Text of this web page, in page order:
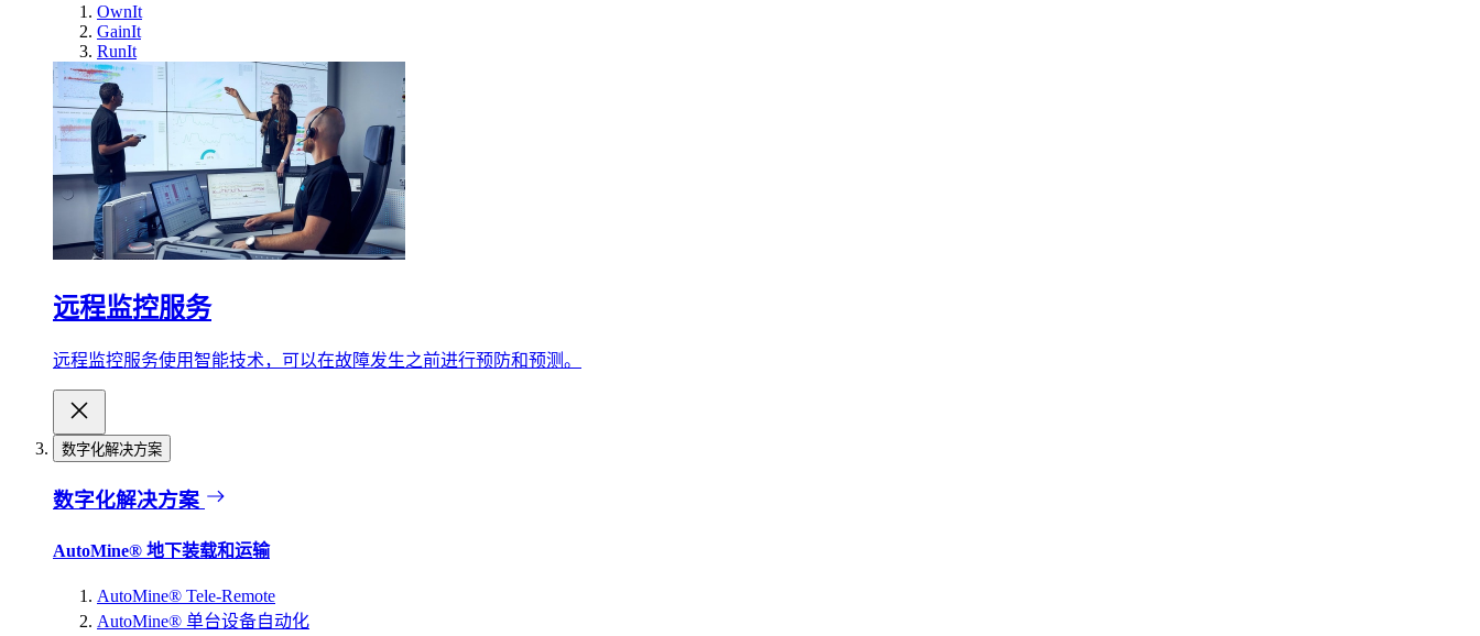
OwnIt
GainIt
RunIt
远程监控服务
远程监控服务使用智能技术，可以在故障发生之前进行预防和预测。
数字化解决方案
数字化解决方案
AutoMine® 地下装载和运输
AutoMine® Tele-Remote
AutoMine® 单台设备自动化